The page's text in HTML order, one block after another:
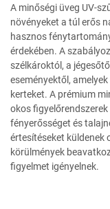
A minőségi üveg UV-
növényeket a túl erős
hasznos
érdekében. A
szélkároktól, a
eseményektől,
kerteket. A prémium
okos
fényerősséget és
értesítéseket küldenek
körülmények
figyelmet igényelnek.